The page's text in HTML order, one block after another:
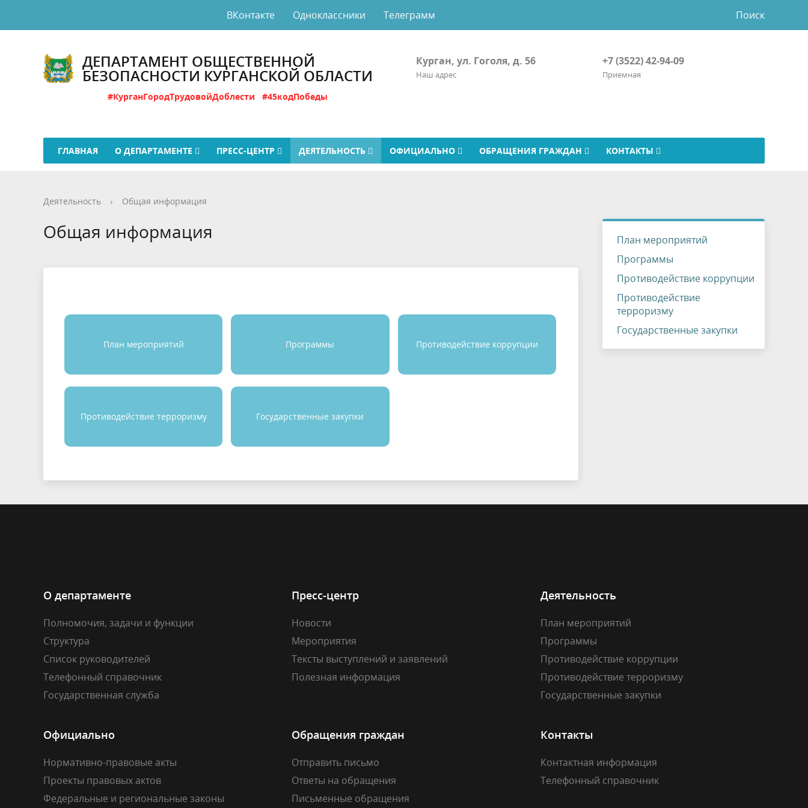
ВКонтакте Одноклассники Телеграмм Поиск
ДЕПАРТАМЕНТ ОБЩЕСТВЕННОЙ
БЕЗОПАСНОСТИ КУРГАНСКОЙ ОБЛАСТИ
#КурганГородТрудовойДоблести #45кодПобеды
Курган, ул. Гоголя, д. 56
Наш адрес
+7 (3522) 42-94-09
Приемная
ГЛАВНАЯ О ДЕПАРТАМЕНТЕ ПРЕСС-ЦЕНТР ДЕЯТЕЛЬНОСТЬ ОФИЦИАЛЬНО ОБРАЩЕНИЯ ГРАЖДАН КОНТАКТЫ
Деятельность › Общая информация
Общая информация
План мероприятий Программы Противодействие коррупции
Противодействие терроризму Государственные закупки
План мероприятий
Программы
Противодействие коррупции
Противодействие
терроризму
Государственные закупки
О департаменте
Полномочия, задачи и функции
Структура
Список руководителей
Телефонный справочник
Государственная служба
Пресс-центр
Новости
Мероприятия
Тексты выступлений и заявлений
Полезная информация
Деятельность
План мероприятий
Программы
Противодействие коррупции
Противодействие терроризму
Государственные закупки
Официально
Нормативно-правовые акты
Проекты правовых актов
Федеральные и региональные законы
Обращения граждан
Отправить письмо
Ответы на обращения
Письменные обращения
Контакты
Контактная информация
Телефонный справочник